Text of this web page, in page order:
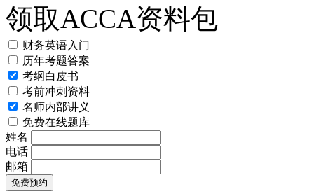
领取ACCA资料包
财务英语入门
历年考题答案
考纲白皮书
考前冲刺资料
名师内部讲义
免费在线题库
姓名
电话
邮箱